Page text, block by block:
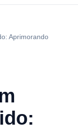
Aprimorando